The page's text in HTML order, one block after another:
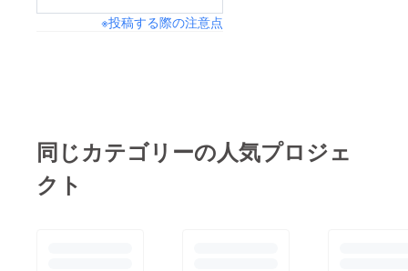
て、リターンは順次お
ジーランドツアー（全
9公演）に向かいま
す。金額の大きさはも
手を挙げてくださった
こと自体が、私たちに
※投稿する際の注意点
同じカテゴリーの人気プロジェ
クト